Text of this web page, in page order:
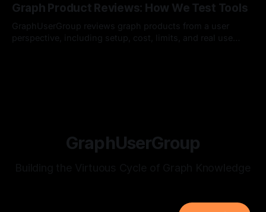
Graph Product Reviews: How We Test Tools
GraphUserGroup reviews graph products from a user
perspective, including setup, cost, limits, and real use
GraphUserGroup